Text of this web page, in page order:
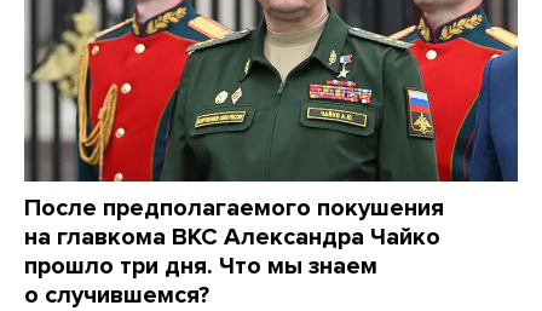
После предполагаемого покушения
на главкома ВКС Александра Чайко
прошло три дня. Что мы знаем
о случившемся?